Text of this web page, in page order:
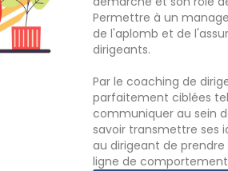
Permettre à un
de l'aplomb et de
dirigeants.
Par le coaching de
parfaitement ciblées
communiquer au sein
savoir transmettre ses
au dirigeant de
ligne de